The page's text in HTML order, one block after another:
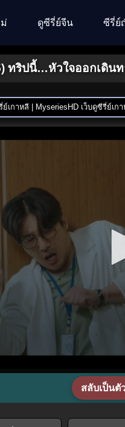
ดูซีรี่ย์จีน ซีรี่ย์
ทริปนี้…หัวใจออกเดิน
ย์เกาหลี | MyseriesHD เว็บดูซีรี่ย์เก
สลับเป็นตั